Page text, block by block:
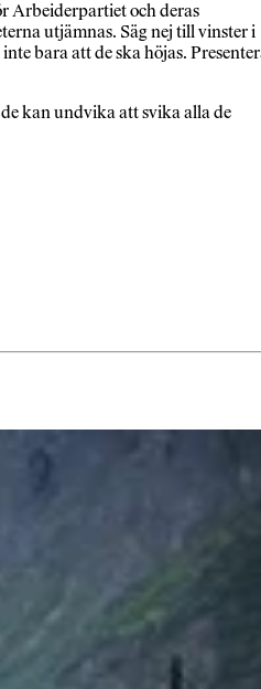
Arbeiderpartiet och deras
utjämnas. Säg nej till vinster i
bara att de ska höjas.
kan undvika att svika alla de